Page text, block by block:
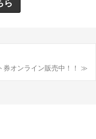
ら
オンライン販売中！！ ≫